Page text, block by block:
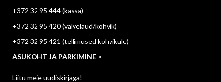
+372 32 95 444(kassa)
+372 32 95 420(valvelaud/kohvik)
+372 32 95 421 (tellimused kohvikule)
ASUKOHT JA PARKIMINE >
Liitu meie uudiskirjaga!